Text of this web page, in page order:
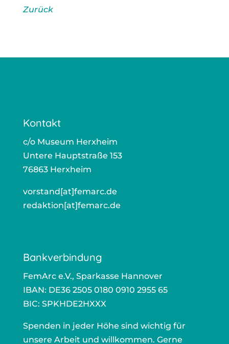
Zurück
Kontakt
c/o Museum Herxheim
Untere Hauptstraße 153
76863 Herxheim
vorstand[at]femarc.de
redaktion[at]femarc.de
Bankverbindung
FemArc e.V., Sparkasse Hannover
IBAN: DE36 2505 0180 0910 2955 65
BIC: SPKHDE2HXXX
Spenden in jeder Höhe sind wichtig für
unsere Arbeit und willkommen. Gerne